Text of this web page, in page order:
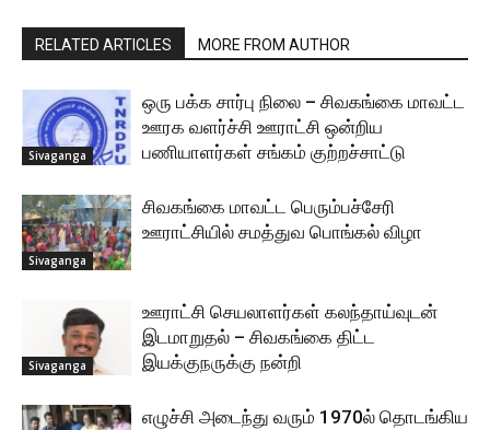
RELATED ARTICLES MORE FROM AUTHOR
Sivaganga
ஒரு பக்க சார்பு நிலை – சிவகங்கை மாவட்ட
ஊரக வளர்ச்சி ஊராட்சி ஒன்றிய
பணியாளர்கள் சங்கம் குற்றச்சாட்டு
Sivaganga
சிவகங்கை மாவட்ட பெரும்பச்சேரி
ஊராட்சியில் சமத்துவ பொங்கல் விழா
Sivaganga
ஊராட்சி செயலாளர்கள் கலந்தாய்வுடன்
இடமாறுதல் – சிவகங்கை திட்ட
இயக்குநருக்கு நன்றி
எழுச்சி அடைந்து வரும் 1970ல் தொடங்கிய